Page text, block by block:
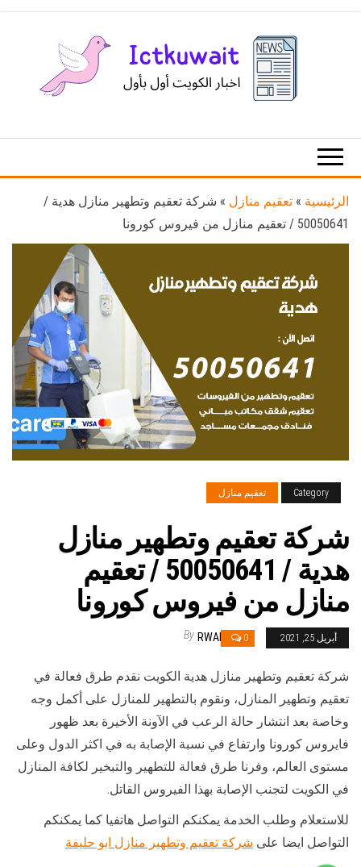
الكويت
الرئيسية » تعقيم منازل » شركة تعقيم وتطهير منازل هدية /
50050641 / تعقيم منازل من فيروس كورونا
Category تعقيم منازل
شركة تعقيم وتطهير منازل
هدية / 50050641 / تعقيم
منازل من فيروس كورونا
أبريل 25, 2021 0
By RWAN
شركة تعقيم وتطهير منازل هدية الكويت نقدم طرق فعالة في
تعقيم وتطهير المنازل، ونقوم بالتطهير للمنازل على أكمل وجه
وخاصة بعد انتشار حالة الرعب في الآونة الأخيرة بعد ظهور
فايروس كورونا وارتفاع في نسبة الإصابة به في اكثر الدول وعلى
مستوى العالم، وفرنا طرق فعالة للتطهير والتبخير لكافة المنازل
في الكويت لتجنب الإصابة بهذا الفيروس القاتل.
للاستعلام وطلب الخدمة يمكنكم التواصل هاتفيا كما يمكنكم
التواصل ايضا على شركة تعقيم وتطهير منازل ابو حليفة